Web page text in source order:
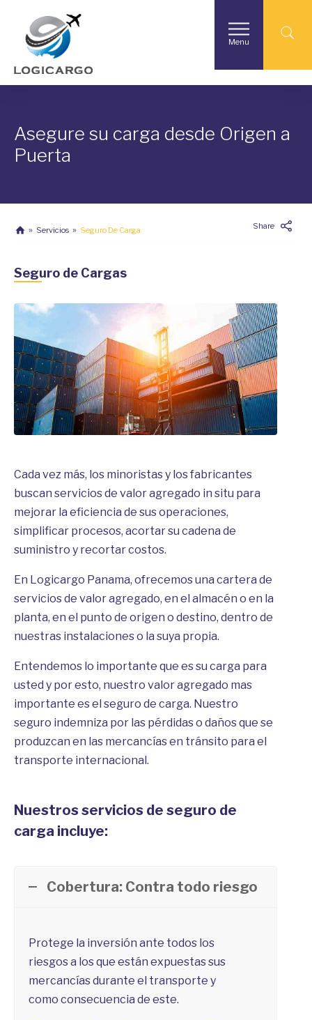
Menu
Asegure su carga desde Origen a
Puerta
Servicios Seguro De Carga Share
Seguro de Cargas
Cada vez más, los minoristas y los fabricantes
buscan servicios de valor agregado in situ para
mejorar la eficiencia de sus operaciones,
simplificar procesos, acortar su cadena de
suministro y recortar costos.
En Logicargo Panama, ofrecemos una cartera de
servicios de valor agregado, en el almacén o en la
planta, en el punto de origen o destino, dentro de
nuestras instalaciones o la suya propia.
Entendemos lo importante que es su carga para
usted y por esto, nuestro valor agregado mas
importante es el seguro de carga. Nuestro
seguro indemniza por las pérdidas o daños que se
produzcan en las mercancías en tránsito para el
transporte internacional.
Nuestros servicios de seguro de
carga incluye:
Cobertura: Contra todo riesgo
Protege la inversión ante todos los
riesgos a los que están expuestas sus
mercancías durante el transporte y
como consecuencia de este.